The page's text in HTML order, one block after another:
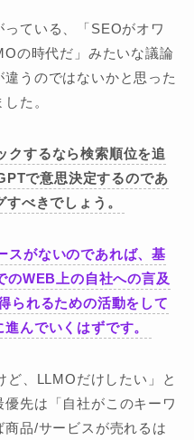
ている、「SEOがオワ
の時代だ」みたいな議論
うのではないかと思った
た。
クするなら検索順位を追
で意思決定するのであ
べきでしょう。
スがないのであれば、基
のWEB上の自社への言及
られるための活動をして
んでいくはずです。
ど、LLMOだけしたい」と
先は「自社がこのキーワ
品/サービスが売れるは